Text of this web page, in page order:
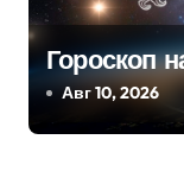
я
п
о
Гороскоп
Авг 10, 2026